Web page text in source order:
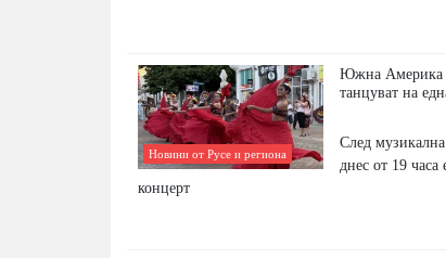
Новини от Русе и региона
Южна Америка
танцуват на
След
днес от 19
концерт